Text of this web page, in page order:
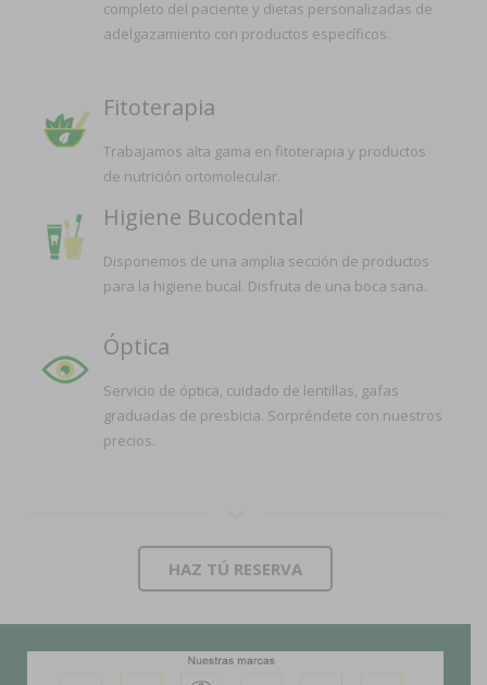
completo del paciente y dietas personalizadas de
adelgazamiento con productos específicos.
Fitoterapia
Trabajamos alta gama en fitoterapia y productos
de nutrición ortomolecular.
Higiene Bucodental
Disponemos de una amplia sección de productos
para la higiene bucal. Disfruta de una boca sana.
Óptica
Servicio de óptica, cuidado de lentillas, gafas
graduadas de presbicia. Sorpréndete con nuestros
precios.
HAZ TÚ RESERVA